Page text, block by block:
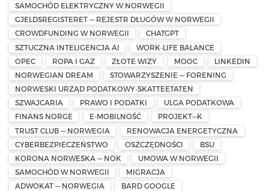
SAMOCHÓD ELEKTRYCZNY W NORWEGII
GJELDSREGISTERET — REJESTR DŁUGÓW W NORWEGII
CROWDFUNDING W NORWEGII
CHATGPT
SZTUCZNA INTELIGENCJA AI
WORK-LIFE BALANCE
OPEC
ROPA I GAZ ZŁOTE WIZY MOOC
LINKEDIN
NORWEGIAN DREAM
STOWARZYSZENIE — FORENING
NORWESKI URZĄD PODATKOWY-SKATTEETATEN
SZWAJCARIA
PRAWO I PODATKI
ULGA PODATKOWA
FINANS NORGE
E-MOBILNOŚĆ
PROJEKT—K
TRUST CLUB — NORWEGIA
RENOWACJA ENERGETYCZNA
CYBERBEZPIECZEŃSTWO
OSZCZĘDNOŚCI
BSU
KORONA NORWESKA — NOK
UMOWA W NORWEGII
SAMOCHÓD W NORWEGII
MIGRACJA
ADWOKAT — NORWEGIA
BARD GOOGLE